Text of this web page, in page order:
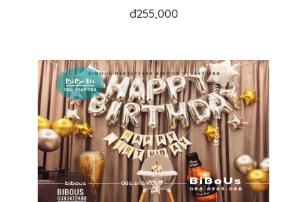
đ255,000